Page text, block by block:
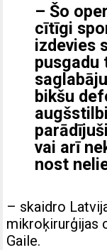
– Šo
cītīgi
izdevies
pusgadu
bikšu
vai arī
nost
– skaidro
mikroķirurģijas
Gaile.